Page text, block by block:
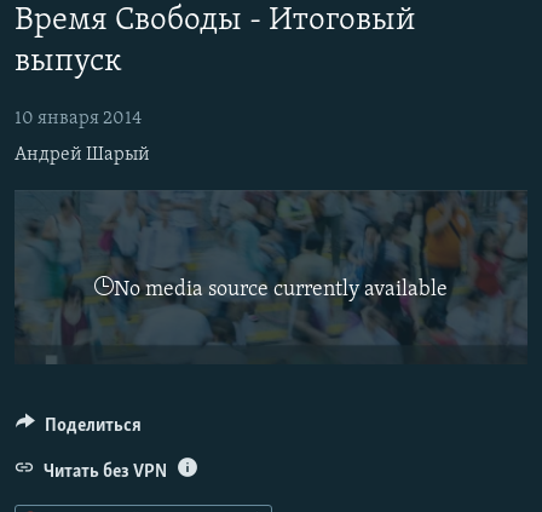
основному
содержанию
Вернутся
навигации
Вернутся
поиску
ЦИТАТЫ СВОБОДЫ
МНЕНИЯ
КУЛЬТУРА
IDEL.РЕАЛИИ
КАВКАЗ.РЕАЛИИ
СЕВЕР.РЕАЛИИ
СИБИРЬ.РЕАЛИИ
РАСПИСАНИЕ ВЕЩАНИЯ
Время Свободы - Итоговый
выпуск
10 января 2014
Андрей Шарый
No media source currently available
Поделиться
Читать без VPN